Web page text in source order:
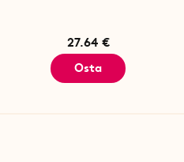
27.64 €
Osta